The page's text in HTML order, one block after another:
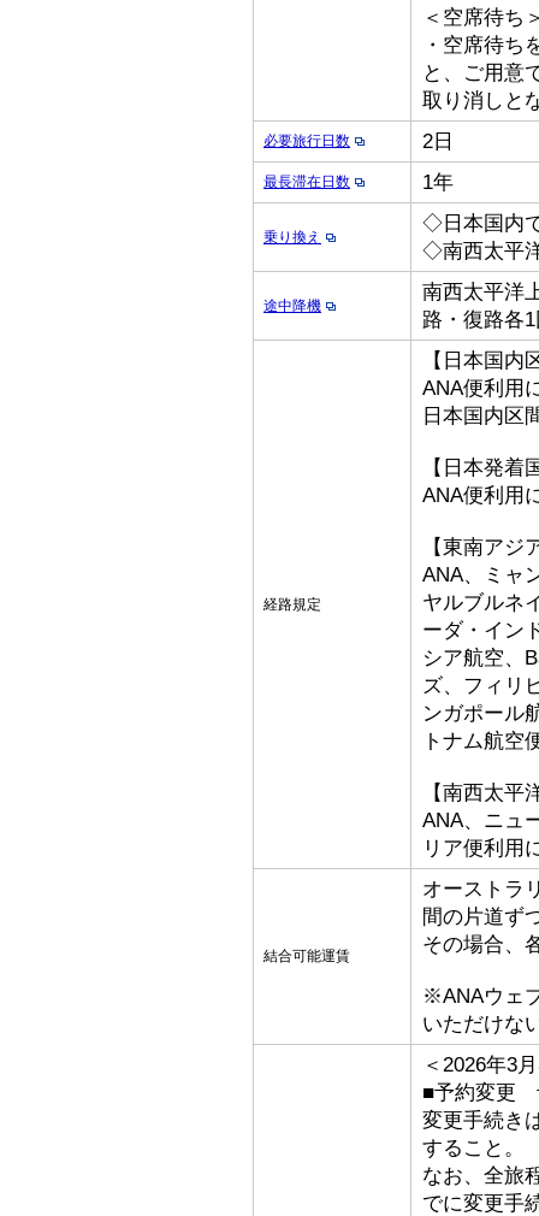
＜空席待ち
・空席待ち
と、ご用意
取り消しと
必要旅行日数 2日
最長滞在日数 1年
乗り換え
◇日本国内
◇南西太平
途中降機
南西太平洋
路・復路各
経路規定
【日本国内
ANA便利用
日本国内区
【日本発着
ANA便利用
【東南アジ
ANA、ミャ
ヤルブルネ
ーダ・イン
シア航空、
ズ、フィリ
ンガポール
トナム航空
【南西太平
ANA、ニュ
リア便利用
結合可能運賃
オーストラ
間の片道ず
その場合、
※ANAウェ
いただけな
＜2026年3
■予約変更
変更手続き
すること。
なお、全旅
でに変更手